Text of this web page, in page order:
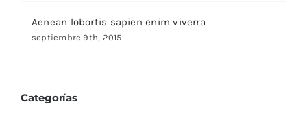
Aenean lobortis sapien enim viverra
septiembre 9th, 2015
Categorías